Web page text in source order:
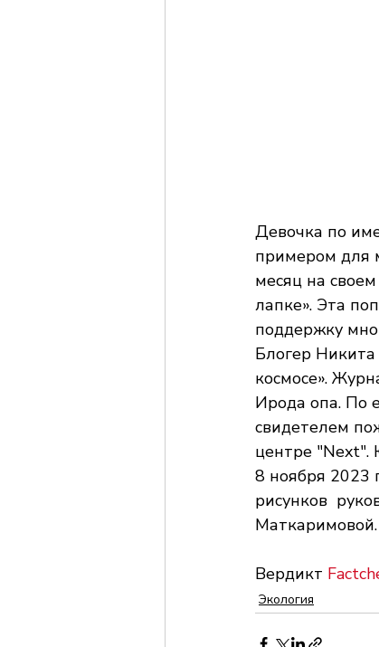
Девочка по
примером для
месяц на
лапке». Эта
поддержку
Блогер
космосе».
Ирода опа. По
свидетелем
центре
8 ноября 2023
рисунков
Вердикт
Экология